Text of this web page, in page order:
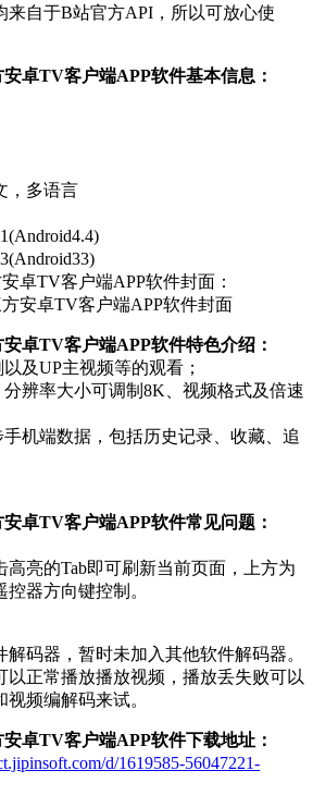
来自于B站官方API，所以可放心使
卓TV客户端APP软件基本信息：
，多语言
卓TV客户端APP软件封面：
卓TV客户端APP软件特色介绍：
及UP主视频等的观看；
辨率大小可调制8K、视频格式及倍速
机端数据，包括历史记录、收藏、追
卓TV客户端APP软件常见问题：
亮的Tab即可刷新当前页面，上方为
器方向键控制。
码器，暂时未加入其他软件解码器。
以正常播放播放视频，播放丢失败可以
频编解码来试。
卓TV客户端APP软件下载地址：
d/1619585-56047221-